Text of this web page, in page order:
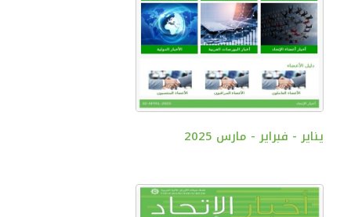
يناير - فبراير - مارس 2025